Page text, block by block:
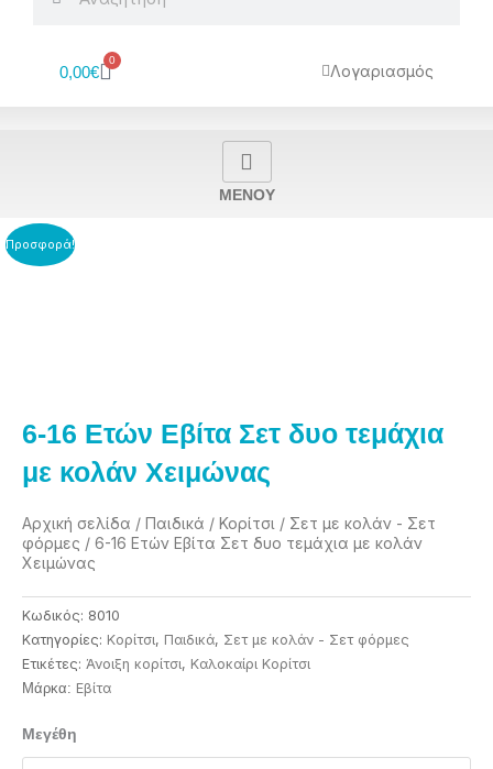
0,00€
0
Cart Λογαριασμός
MENOY
Προσφορά!
6-16 Ετών Εβίτα Σετ δυο τεμάχια
με κολάν Χειμώνας
Αρχική σελίδα / Παιδικά / Κορίτσι / Σετ με κολάν - Σετ
φόρμες / 6-16 Ετών Εβίτα Σετ δυο τεμάχια με κολάν
Χειμώνας
Κωδικός: 8010
Κατηγορίες: Κορίτσι, Παιδικά, Σετ με κολάν - Σετ φόρμες
Ετικέτες: Άνοιξη κορίτσι, Καλοκαίρι Κορίτσι
Μάρκα: Eβίτα
Μεγέθη
6-
16